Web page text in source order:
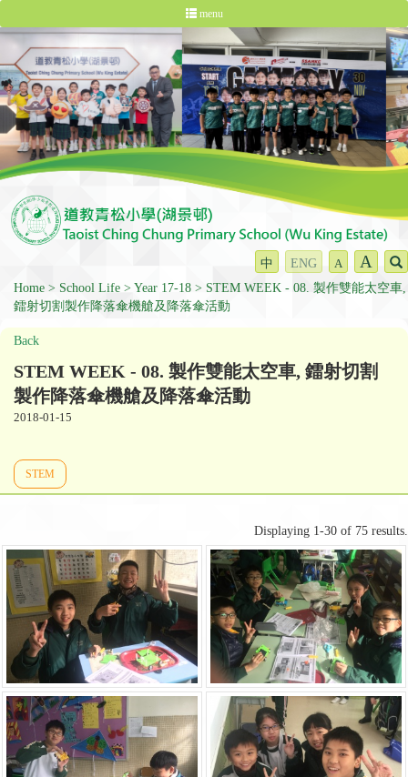
menu
中 ENG A A
Home School Life Year 17-18
STEM WEEK - 08. 製作雙能太空車,
鐳射切割製作降落傘機艙及降落傘活動
Back
STEM WEEK - 08. 製作雙能太空車, 鐳射切割
製作降落傘機艙及降落傘活動
2018-01-15
STEM
Displaying 1-30 of 75 results.